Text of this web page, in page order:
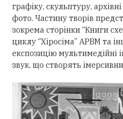
графіку, скульптуру,
фото. Частину творів
зокрема сторінки “Книги
циклу “Хіросіма” АРВМ та
експозицію мультимедійні
звук, що створять